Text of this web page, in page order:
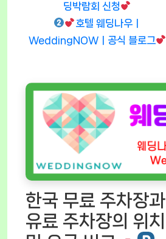
딩박람회 신청
호텔 웨딩나우ㅣ
WeddingNOWㅣ공식 블로그
한국 무료 주차장과
유료 주차장의 위치